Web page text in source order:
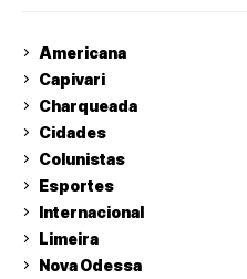
Americana
Capivari
Charqueada
Cidades
Colunistas
Esportes
Internacional
Limeira
Nova Odessa